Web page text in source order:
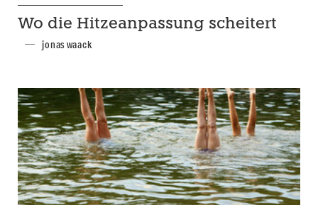
Wo die Hitzeanpassung scheitert
jonas waack